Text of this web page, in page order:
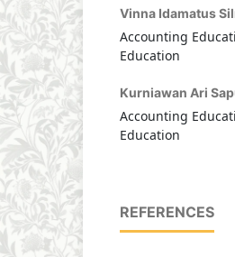
Vinna Idamatus
Accounting
Education
Kurniawan Ari
Accounting
Education
REFERENCES